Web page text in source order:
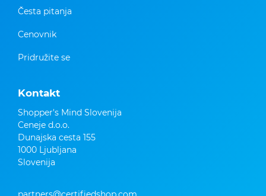
Česta pitanja
Cenovnik
Pridružite se
Kontakt
Shopper's Mind Slovenija
Ceneje d.o.o.
Dunajska cesta 155
1000 Ljubljana
Slovenija